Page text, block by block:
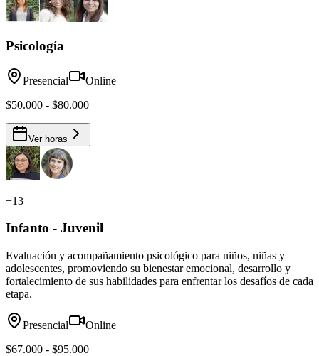
Psicología
Presencial
Online
$50.000 - $80.000
Ver horas
+13
Infanto - Juvenil
Evaluación y acompañamiento psicológico para niños, niñas y
adolescentes, promoviendo su bienestar emocional, desarrollo y
fortalecimiento de sus habilidades para enfrentar los desafíos de cada
etapa.
Presencial
Online
$67.000 - $95.000